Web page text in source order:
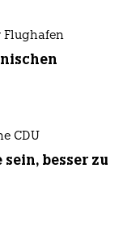
Flughafen
CDU
besser zu